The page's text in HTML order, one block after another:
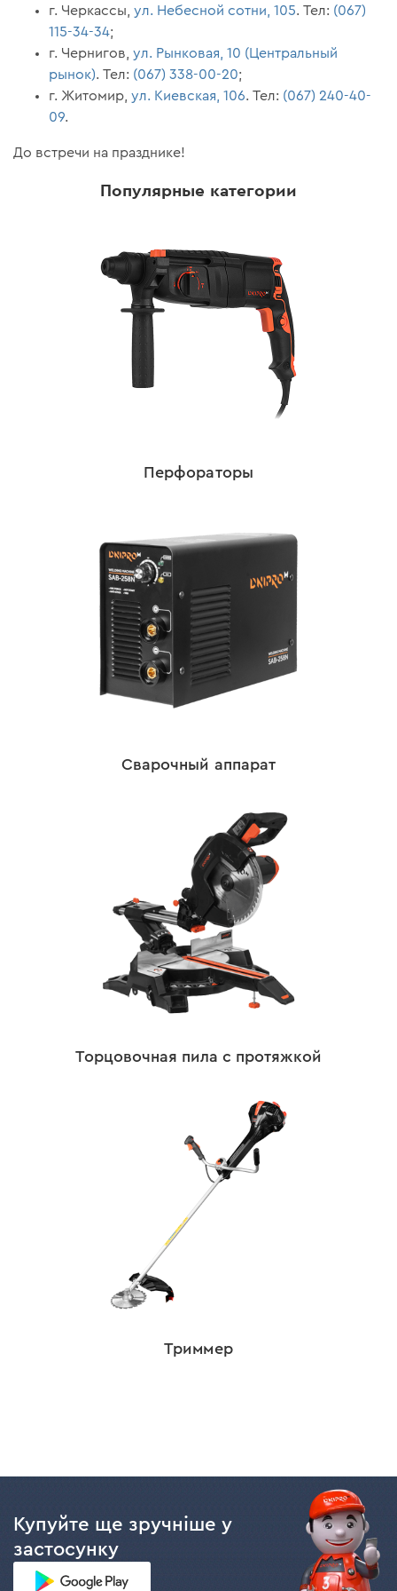
г. Черкассы,ул. Небесной сотни, 105. Тел: (067)
115-34-34;
г. Чернигов,ул. Рынковая, 10 (Центральный
рынок). Тел: (067) 338-00-20;
г. Житомир,ул. Киевская, 106. Тел: (067) 240-40-
09.
До встречи на празднике!
Популярные категории
Перфораторы
Сварочный аппарат
Торцовочная пила с протяжкой
Триммер
Купуйте ще зручніше у
застосунку